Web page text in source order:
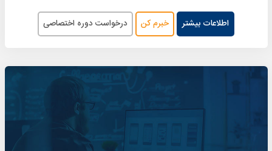
اطلاعات بیشتر خبرم کن درخواست دوره اختصاصی